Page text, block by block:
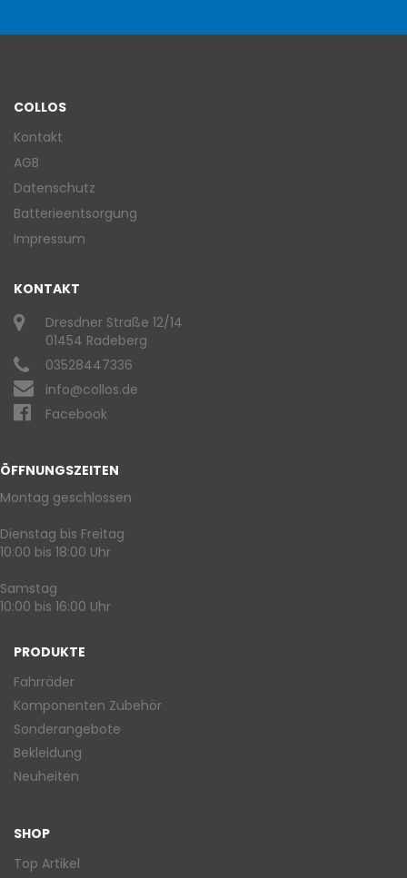
COLLOS
Kontakt
AGB
Datenschutz
Batterieentsorgung
Impressum
KONTAKT
Dresdner Straße 12/14
01454 Radeberg
03528447336
info@collos.de
Facebook
ÖFFNUNGSZEITEN
Montag geschlossen
Dienstag bis Freitag
10:00 bis 18:00 Uhr
Samstag
10:00 bis 16:00 Uhr
PRODUKTE
Fahrräder
Komponenten Zubehör
Sonderangebote
Bekleidung
Neuheiten
SHOP
Top Artikel